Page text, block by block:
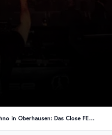
Techno in Oberhausen: Das Close FESTVL geht in die 2. Runde